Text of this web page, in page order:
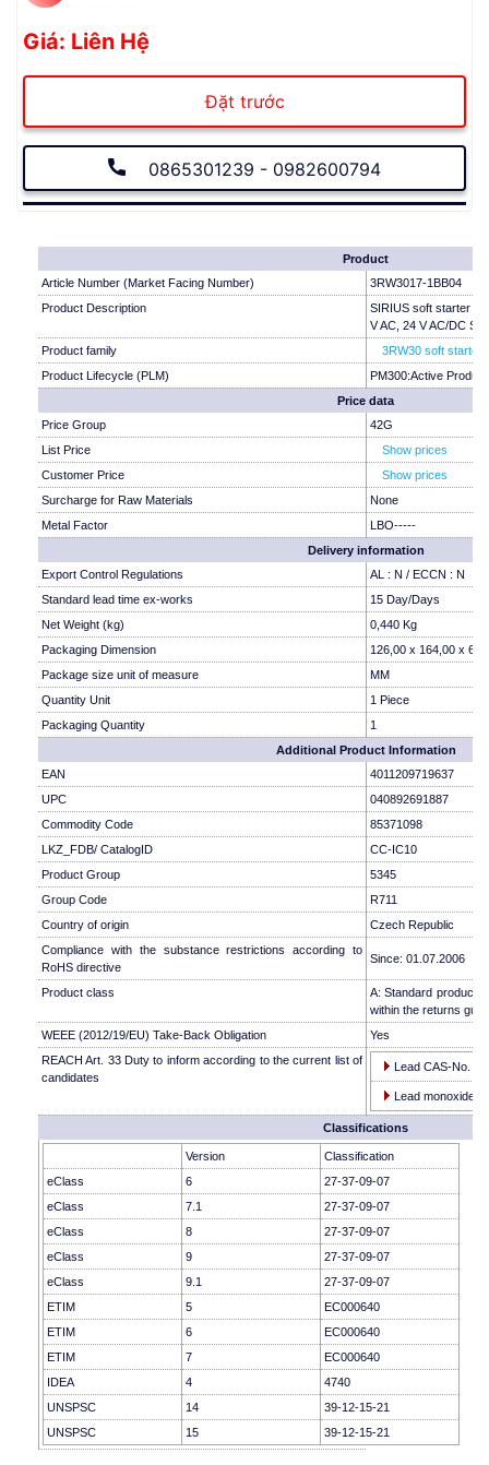
Giá: Liên Hệ
Đặt trước
0865301239 - 0982600794
Product
Article Number (Market Facing Number)
3RW3017-1BB04
Product Description
SIRIUS soft starter
V AC, 24 V AC/DC
Product family
3RW30 soft starters
Product Lifecycle (PLM)
PM300:Active Product
Price data
Price Group
42G
List Price
Show prices
Customer Price
Show prices
Surcharge for Raw Materials
None
Metal Factor
LBO-----
Delivery information
Export Control Regulations
AL : N / ECCN : N
Standard lead time ex-works
15 Day/Days
Net Weight (kg)
0,440 Kg
Packaging Dimension
126,00 x 164,00 x
Package size unit of measure
MM
Quantity Unit
1 Piece
Packaging Quantity
1
Additional Product Information
EAN
4011209719637
UPC
040892691887
Commodity Code
85371098
LKZ_FDB/ CatalogID
CC-IC10
Product Group
5345
Group Code
R711
Country of origin
Czech Republic
Compliance with the substance restrictions according to
RoHS directive
Since: 01.07.2006
Product class
A: Standard product
within the returns
WEEE (2012/19/EU) Take-Back Obligation
Yes
REACH Art. 33 Duty to inform according to the current list of
candidates
Lead CAS-No.
Lead monoxide
Classifications
Version
Classification
eClass
6
27-37-09-07
eClass
7.1
27-37-09-07
eClass
8
27-37-09-07
eClass
9
27-37-09-07
eClass
9.1
27-37-09-07
ETIM
5
EC000640
ETIM
6
EC000640
ETIM
7
EC000640
IDEA
4
4740
UNSPSC
14
39-12-15-21
UNSPSC
15 39-12-15-21